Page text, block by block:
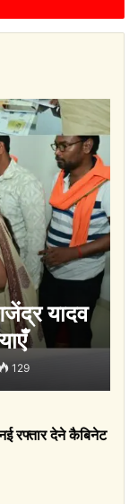
यादव
129
रफ्तार देने कैबिनेट